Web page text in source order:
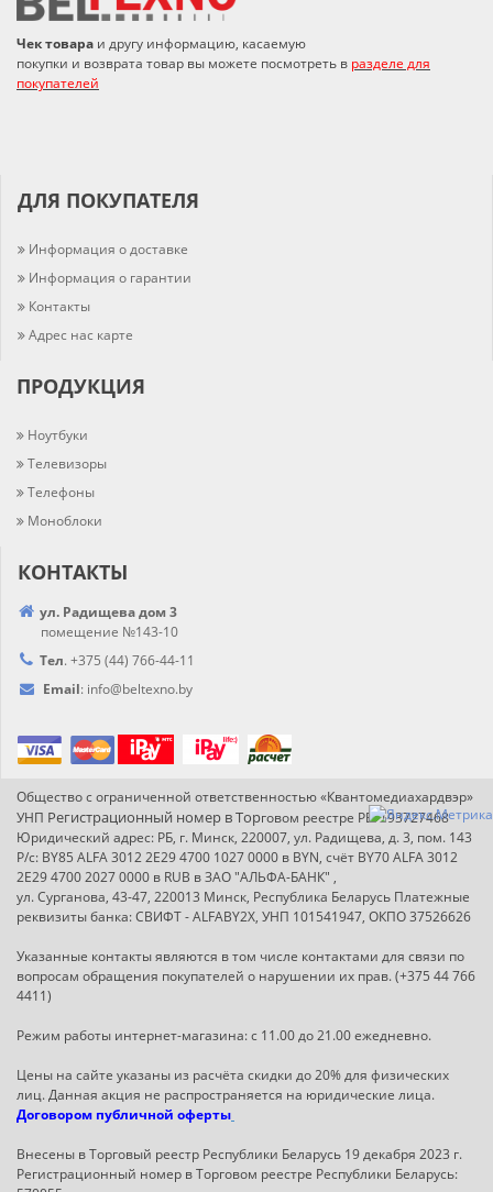
Чек товара и другу информацию, касаемую
покупки и возврата товар вы можете посмотреть в разделе для
покупателей
ДЛЯ ПОКУПАТЕЛЯ
Информация о доставке
Информация о гарантии
Контакты
Адрес нас карте
ПРОДУКЦИЯ
Ноутбуки
Телевизоры
Телефоны
Моноблоки
КОНТАКТЫ
ул. Радищева дом 3
помещение №143-10
Тел. +375 (44) 766-44-11
Email: info@beltexno.by
Общество с ограниченной ответственностью «Квантомедиахардвэр»
УНП Регистрационный номер в Торговом реестре РБ: 193727468
Юридический адрес: РБ, г. Минск, 220007, ул. Радищева, д. 3, пом. 143
Р/с: BY85 ALFA 3012 2E29 4700 1027 0000 в BYN, счёт BY70 ALFA 3012
2E29 4700 2027 0000 в RUB в ЗАО "АЛЬФА-БАНК" ,
ул. Сурганова, 43-47, 220013 Минск, Республика Беларусь Платежные
реквизиты банка: СВИФТ - ALFABY2X, УНП 101541947, ОКПО 37526626
Указанные контакты являются в том числе контактами для связи по
вопросам обращения покупателей о нарушении их прав. (+375 44 766
4411)
Режим работы интернет-магазина: с 11.00 до 21.00 ежедневно.
Цены на сайте указаны из расчёта скидки до 20% для физических
лиц. Данная акция не распространяется на юридические лица.
Договором публичной оферты
Внесены в Торговый реестр Республики Беларусь 19 декабря 2023 г.
Регистрационный номер в Торговом реестре Республики Беларусь: